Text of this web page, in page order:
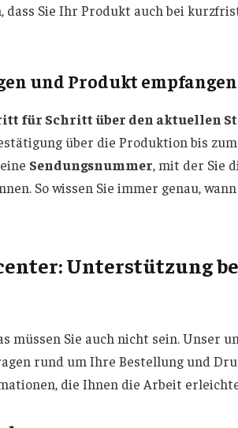
Sie Ihr Produkt auch bei
und Produkt empfangen
für Schritt über den aktuellen
über die Produktion bis zum
Sendungsnummer, mit der Sie
So wissen Sie immer genau,
Unterstützung
müssen Sie auch nicht sein. Unser
rund um Ihre Bestellung und
die Ihnen die Arbeit